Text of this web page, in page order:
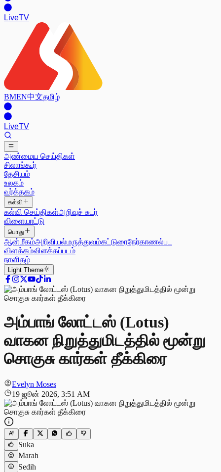
LiveTV
BMEN中文தமிழ்
LiveTV
அண்மைய செய்திகள்
சிலாங்கூர்
தேசியம்
உலகம்
வர்த்தகம்
கல்வி
கல்வி செய்திகள்அறிவுச் சுடர்
விளையாட்டு
பொது
ஆன்மீகம்அறிவியல்மருத்துவம்கட்டுரைநேர்காணல்பட
விளக்கம்விளக்கப்படம்
நாளிதழ்
Light Theme
அம்பாங் லோட்டஸ் (Lotus)
வாகன நிறுத்துமிடத்தில் மூன்று
சொகுசு கார்கள் தீக்கிரை
Evelyn Moses
19 ஜூன் 2026, 3:51 AM
Suka
Marah
Sedih